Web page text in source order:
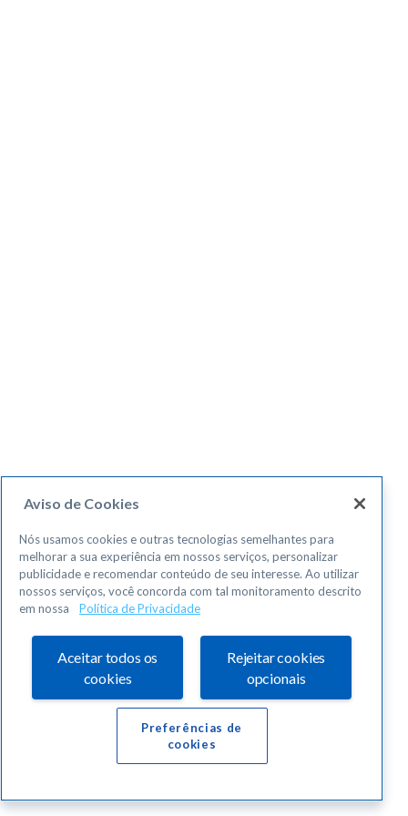
Aviso de Cookies
Nós usamos cookies e outras tecnologias semelhantes para
melhorar a sua experiência em nossos serviços, personalizar
publicidade e recomendar conteúdo de seu interesse. Ao utilizar
nossos serviços, você concorda com tal monitoramento descrito
em nossa
Política de Privacidade
Aceitar todos os
cookies
Rejeitar cookies
opcionais
Preferências de
cookies